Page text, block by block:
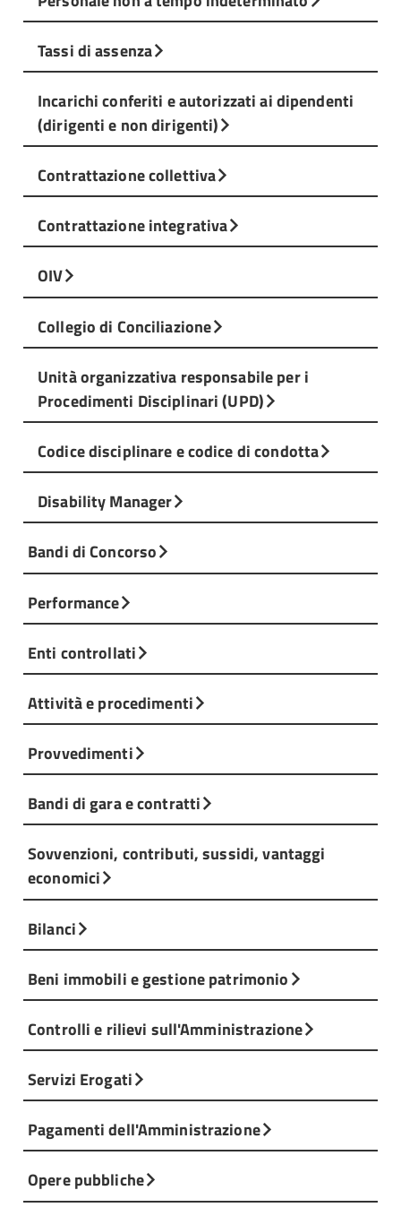
Tassi di assenza
Incarichi conferiti e autorizzati ai dipendenti
(dirigenti e non dirigenti)
Contrattazione collettiva
Contrattazione integrativa
OIV
Collegio di Conciliazione
Unità organizzativa responsabile per i
Procedimenti Disciplinari (UPD)
Codice disciplinare e codice di condotta
Disability Manager
Bandi di Concorso
Performance
Enti controllati
Attività e procedimenti
Provvedimenti
Bandi di gara e contratti
Sovvenzioni, contributi, sussidi, vantaggi
economici
Bilanci
Beni immobili e gestione patrimonio
Controlli e rilievi sull'Amministrazione
Servizi Erogati
Pagamenti dell'Amministrazione
Opere pubbliche